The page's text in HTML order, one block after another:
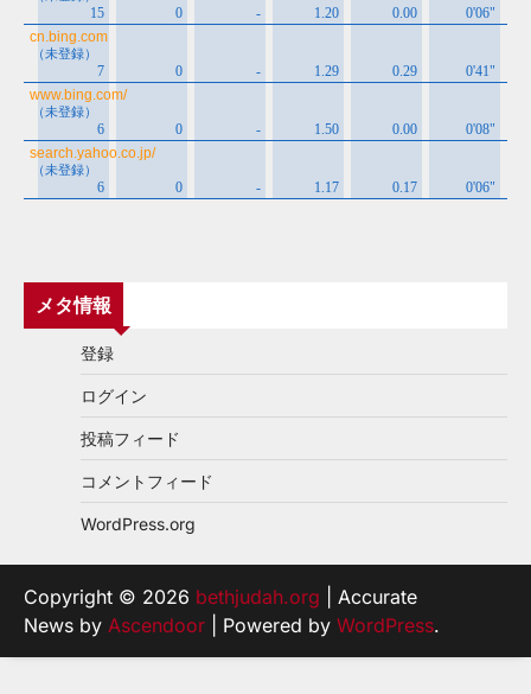
メタ情報
登録
ログイン
投稿フィード
コメントフィード
WordPress.org
Copyright © 2026 bethjudah.org | Accurate
News by Ascendoor | Powered by WordPress.